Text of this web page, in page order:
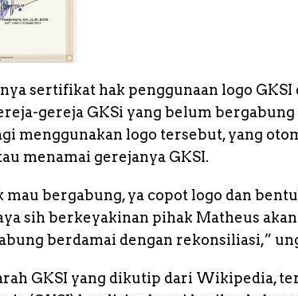
sertifikat hak penggunaan logo GKSI
gereja GKSi yang belum
menggunakan logo tersebut, yang
menamai gerejanya GKSI.
mau bergabung, ya copot logo dan
sih berkeyakinan pihak Matheus
berdamai dengan rekonsiliasi,”
GKSI yang dikutip dari Wikipedia,